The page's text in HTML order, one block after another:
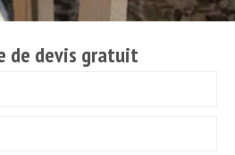
de devis gratuit